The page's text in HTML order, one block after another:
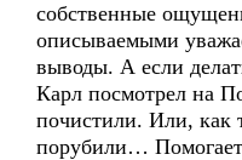
собственные
описываемыми
выводы. А если
Карл посмотрел на
почистили. Или, как
порубили…